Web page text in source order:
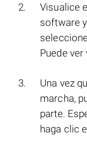
Visualice
software
Puede
Una vez
marcha,
parte.
haga clic